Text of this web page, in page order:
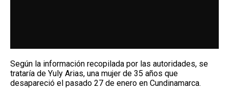
Según la información recopilada por las autoridades, se
trataría de Yuly Arias, una mujer de 35 años que
desapareció el pasado 27 de enero en Cundinamarca.